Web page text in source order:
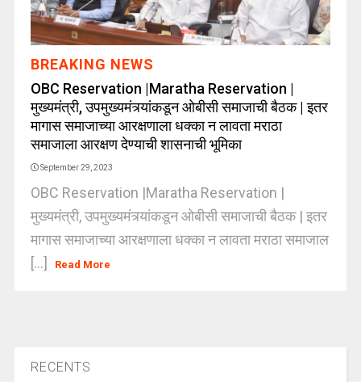
BREAKING NEWS
OBC Reservation |Maratha Reservation |
मुख्यमंत्री, उपमुख्यमंत्र्यांकडून ओबीसी समाजाची बैठक | इतर
मागास समाजाच्या आरक्षणाला धक्का न लावता मराठा
समाजाला आरक्षण देण्याची शासनाची भूमिका
September 29, 2023
OBC Reservation |Maratha Reservation |
मुख्यमंत्री, उपमुख्यमंत्र्यांकडून ओबीसी समाजाची बैठक | इतर
मागास समाजाच्या आरक्षणाला धक्का न लावता मराठा समाजाल
[...]
Read More
RECENTS